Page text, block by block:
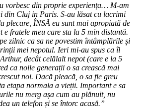
vorbesc din proprie experiența… M-am
din Cluj in Paris. S-au lăsat cu lacrimi
plecare, ÎNSĂ eu sunt mai apropiată de
e fratele meu care sta la 5 min distantă.
zilnic ca sa ne povestim întâmplările și
mei nepotul. Ieri mi-au spus ca îl
decât celălalt nepot (care e la 5
ca noile generații o sa crească mai
noi. Dacă pleacă, o sa fie greu
etapa normala a vieții. Important e sa
nu merg așa cum au plănuit, nu
un telefon și se întorc acasă.”